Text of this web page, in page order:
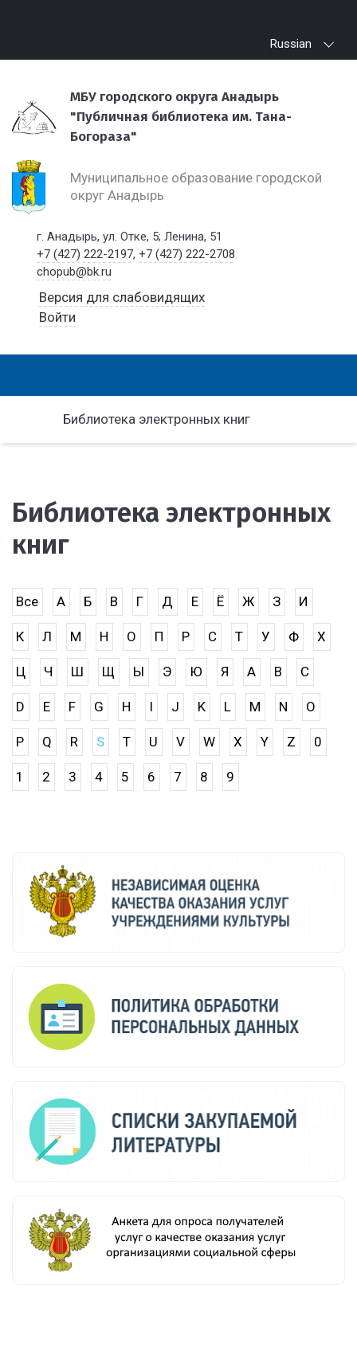
Russian
МБУ городского округа Анадырь
"Публичная библиотека им. Тана-
Богораза"
Муниципальное образование городской
округ Анадырь
г. Анадырь, ул. Отке, 5; Ленина, 51
+7 (427) 222-2197,+7 (427) 222-2708
chopub@bk.ru
Версия для слабовидящих
Войти
Библиотека электронных книг
Библиотека электронных
книг
Все А Б В Г Д Е Ё Ж З И
К Л М Н О П Р С Т У Ф Х
Ц Ч Ш Щ Ы Э Ю Я A B C
D E F G H I J K L M N O
P Q R S T U V W X Y Z 0
1 2 3 4 5 6 7 8 9